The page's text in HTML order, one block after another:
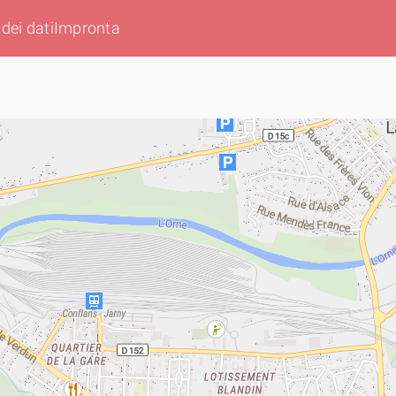
datiImpronta